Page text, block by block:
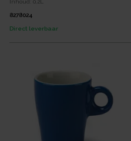
Inhoud: 0,2L
8278024
Direct leverbaar